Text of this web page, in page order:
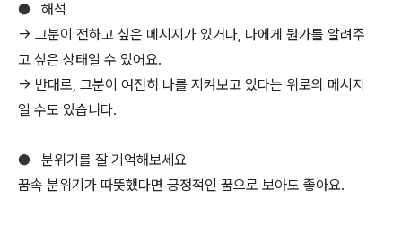
●
해석
→ 그분이 전하고 싶은 메시지가 있거나, 나에게 뭔가를 알려주
고 싶은 상태일 수 있어요.
→ 반대로, 그분이 여전히 나를 지켜보고 있다는 위로의 메시지
일 수도 있습니다.
●
분위기를 잘 기억해보세요
꿈속 분위기가 따뜻했다면 긍정적인 꿈으로 보아도 좋아요.